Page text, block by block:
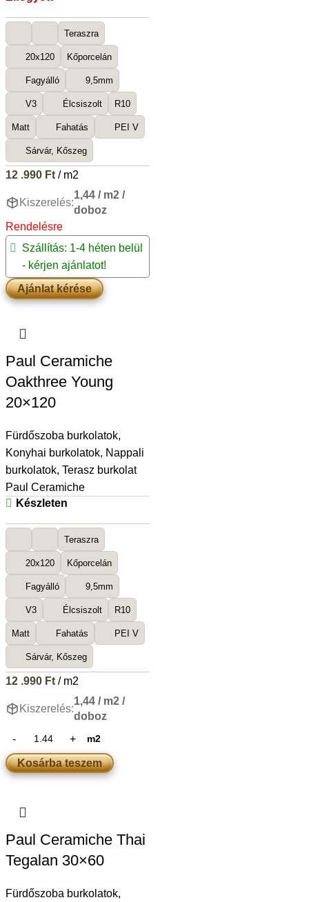
Teraszra
20x120 Kőporcelán
Fagyálló 9,5mm
V3 Élcsiszolt R10
Matt Fahatás PEI V
Sárvár, Kőszeg
12 .990 Ft/ m2
Kiszerelés:
1,44 / m2 /
doboz
Rendelésre
Szállítás: 1-4 héten belül
- kérjen ajánlatot!
Ajánlat kérése
Paul Ceramiche
Oakthree Young
20×120
Fürdőszoba burkolatok,
Konyhai burkolatok, Nappali
burkolatok, Terasz burkolat
Paul Ceramiche
Készleten
Teraszra
20x120 Kőporcelán
Fagyálló 9,5mm
V3 Élcsiszolt R10
Matt Fahatás PEI V
Sárvár, Kőszeg
12 .990 Ft/ m2
Kiszerelés:
1,44 / m2 /
doboz
m2
Kosárba teszem
Paul Ceramiche Thai
Tegalan 30×60
Fürdőszoba burkolatok,